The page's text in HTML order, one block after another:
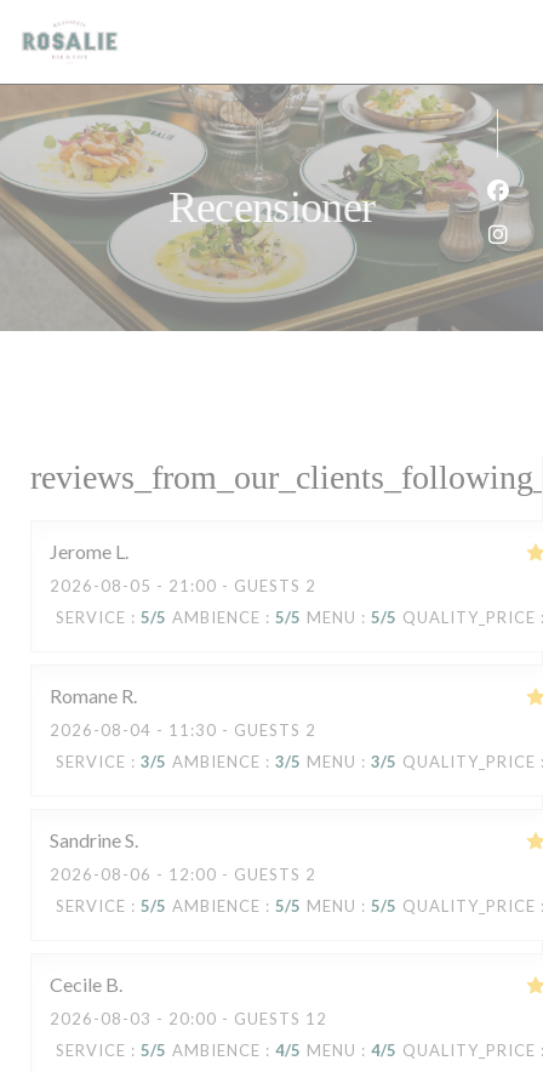
Cookie- hanteringspanel
Recensioner
Jerome L
2026-08-05 - 21:00 - GUESTS 2
SERVICE : 5/5 AMBIENCE : 5/5 MENU : 5/5 QUALITY_PRICE
Romane R
2026-08-04 - 11:30 - GUESTS 2
SERVICE : 3/5 AMBIENCE : 3/5 MENU : 3/5 QUALITY_PRICE
SandrineS
2026-08-06 - 12:00 - GUESTS 2
SERVICE : 5/5 AMBIENCE : 5/5 MENU : 5/5 QUALITY_PRICE
Cecile B
2026-08-03 - 20:00 - GUESTS 12
SERVICE : 5/5 AMBIENCE : 4/5 MENU : 4/5 QUALITY_PRICE